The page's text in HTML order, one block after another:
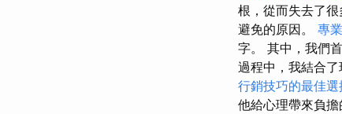
根，從而失去了很
避免的原因。 專
字。 其中，我們
過程中，我結合
行銷技巧的最佳選
他給心理帶來負擔